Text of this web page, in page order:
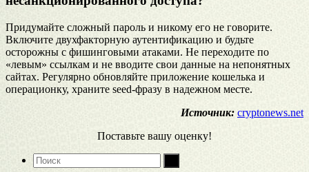
Придумайте сложный пароль и никому его не говорите.
Включите двухфакторную аутентификацию и будьте
осторожны с фишинговыми атаками. Не переходите по
«левым» ссылкам и не вводите свои данные на непонятных
сайтах. Регулярно обновляйте приложение кошелька и
операционку, храните seed-фразу в надежном месте.
Источник: cryptonews.net
Поставьте вашу оценку!